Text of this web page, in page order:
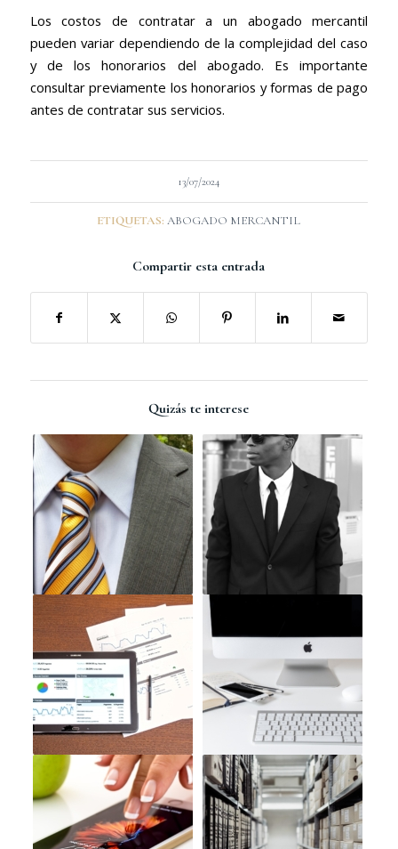
Los costos de contratar a un abogado mercantil
pueden variar dependiendo de la complejidad del caso
y de los honorarios del abogado. Es importante
consultar previamente los honorarios y formas de pago
antes de contratar sus servicios.
13/07/2024
ETIQUETAS: ABOGADO MERCANTIL
Compartir esta entrada
Quizás te interese